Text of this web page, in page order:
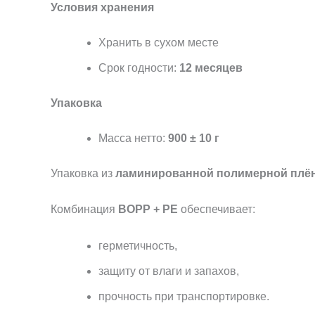
Условия хранения
Хранить в сухом месте
Срок годности: 12 месяцев
Упаковка
Масса нетто: 900 ± 10 г
Упаковка из ламинированной полимерной
Комбинация BOPP + PE обеспечивает:
герметичность,
защиту от влаги и запахов,
прочность при транспортировке.